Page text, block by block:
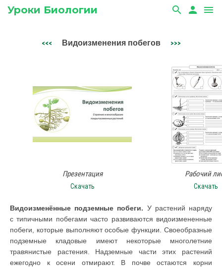
Уроки Биологии search person menu
<<< Видоизменения побегов >>>
Презентация Рабочий
Скачать Скачать
Видоизменённые подземные побеги. У растений наряду
с типичными побегами часто развиваются видоизмененные
побеги, которые выполняют особые функции. Своеобразные
подземные кладовые имеют некоторые многолетние
травянистые растения. Надземные части этих растений
ежегодно к осени отмирают. В почве остаются корни